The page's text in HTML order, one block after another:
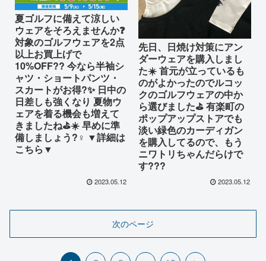
夏ゴルフに備えて涼しい
ウェアをそろえませんか❓
対象のゴルフウェアを2点
以上お買上げで
10%OFF?? 今なら半袖シ
ャツ・ショートパンツ・
スカートがお得?✨ 日中の
日差しも強くなり 夏物ウ
ェアを着る機会も増えて
きましたね⛳️☀️ 早めに準
備しましょう?‍♀️ ▼詳細は
こちら▼
2023.05.12
先日、日焼け対策にアン
ダーウェアを購入しまし
た☀️ 首元が立っているも
のがよかったのでルコッ
クのゴルフウェアの中か
ら選びました⛳️ 有楽町の
ポップアップストアでも
淡い緑色のカーディガン
を購入してるので、もう
ニワトリちゃんだらけで
す???
2023.05.12
次のページ